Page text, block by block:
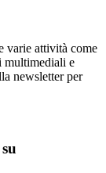
varie attività come
multimediali e
newsletter per